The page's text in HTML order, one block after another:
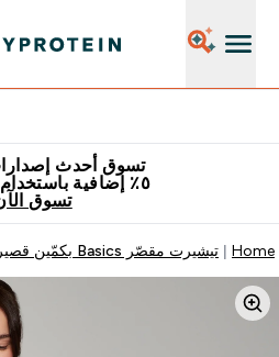
تسوق أحدث
٥٪ إضافية باستخدام كود محدود
تسوق
Home تيشيرت مقصّر Basics بكمّين قصيرين وقصة واسعة من MP للسيدات - لون أسود